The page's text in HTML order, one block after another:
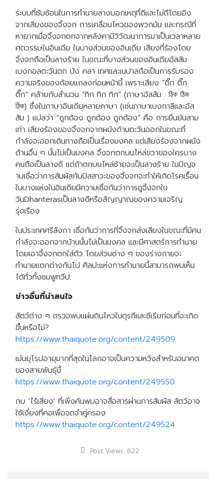
ระบบที่ซับซ้อนในการทำนายลางบอกเหตุที่ดีและไม่ดีโดยอิง
จากเสียงของจิ้งจก การเคลื่อนไหวของพวกมัน และกรณีที่
หายากเมื่อจิ้งจกตกจากหลังคามีวิวัฒนาการมาเป็นเวลาหลาย
ศตวรรษในอินเดีย ในบางส่วนของอินเดีย เสียงที่ร้องโดย
จิ้งจกถือเป็นลางร้าย ในขณะที่บางส่วนของอินเดียอัสสัม
เบงกอลตะวันตก บัง คลา เทศและเนปาลถือเป็นการรับรอง
ความจริงของถ้อยแถลงก่อนหน้านี้ เพราะเสียง “ติ๊ก ติ๊ก
ติ๊ก” คล้ายกับสำนวน “ทิก ทิก ทิก” (ภาษาอัสสัม : ঠিক ঠিক
ঠিক) ซึ่งในภาษาอินเดียหลายภาษา (เช่นภาษาเบงกาลีและอัส
สัม ) แปลว่า “ถูกต้อง ถูกต้อง ถูกต้อง” คือ การยืนยันสาม
เท่า เสียงร้องของจิ้งจกจากผนังด้านตะวันออกในขณะที่
กำลังจะออกเดินทางถือเป็นเรื่องมงคล แต่เสียงร้องจากผนัง
ด้านอื่น ๆ นั้นไม่เป็นมงคล จิ้งจกตกบนไหล่ขวาของใครบาง
คนถือเป็นลางดี แต่ถ้าตกบนไหล่ซ้ายจะเป็นลางร้าย ในปัญจ
าบเชื่อว่าการสัมผัสกับปัสสาวะของจิ้งจกจะทำให้เกิดโรคเรื้อน
ในบางแห่งในอินเดียมีความเชื่อกันว่าการดูจิ้งจกใน
วันDhanterasเป็นลางดีหรือสัญญาณของความเจริญ
รุ่งเรือง
ในประเทศศรีลังกา เชื่อกันว่าการที่จิ้งจกส่งเสียงในขณะที่มีคน
กำลังจะออกจากบ้านนั้นไม่เป็นมงคล และมีศาสตร์การทำนาย
โดยเอาจิ้งจกตกใส่ตัว โดยส่วนต่าง ๆ ของร่างกายจะ
ทำนายแตกต่างกันไป ศิลปะแห่งการทำนายนี้สามารถพบเห็น
ได้ทั่วทั้งชมพูทวีป.
ข่าวอื่นที่น่าสนใจ
สัตว์ต่าง ๆ ตรวจพบแผ่นดินไหวในตุรกีและซีเรียก่อนที่จะเกิด
ขึ้นหรือไม่?
https://www.thaiquote.org/content/249509
เม่นยุโรปอายุมากที่สุดในโลกอาจเป็นความหวังสำหรับอนาคต
ของสายพันธุ์นี้
https://www.thaiquote.org/content/249550
กบ ‘ไร้เสียง’ ที่เพิ่งค้นพบอาจสื่อสารผ่านการสัมผัส สัตว์อาจ
ใช้เงี่ยงที่คอเพื่อจดจำคู่ครอง
https://www.thaiquote.org/content/249524
Post Views: 622